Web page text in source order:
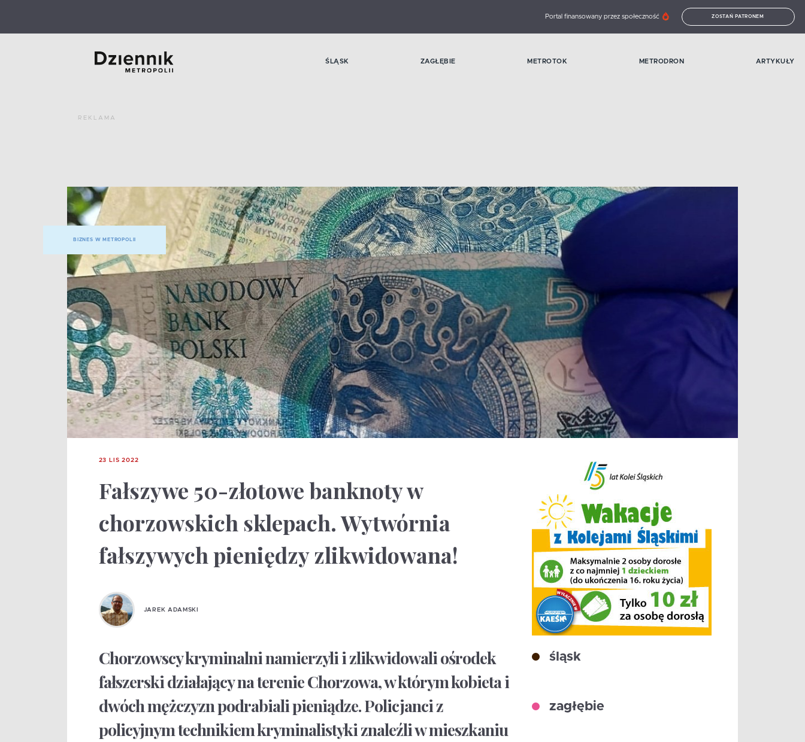
Portal finansowany przez społeczność ZOSTAŃ PATRONEM
ŚLĄSK ZAGŁĘBIE METROTOK METRODRON ARTYKUŁY
REKLAMA
BIZNES W METROPOLII
23 LIS 2022
Fałszywe 50-złotowe banknoty w
chorzowskich sklepach. Wytwórnia
fałszywych pieniędzy zlikwidowana!
JAREK ADAMSKI
Chorzowscy kryminalni namierzyli i zlikwidowali ośrodek
fałszerski działający na terenie Chorzowa, w którym kobieta i
dwóch mężczyzn podrabiali pieniądze. Policjanci z
policyjnym technikiem kryminalistyki znaleźli w mieszkaniu
śląsk
zagłębie